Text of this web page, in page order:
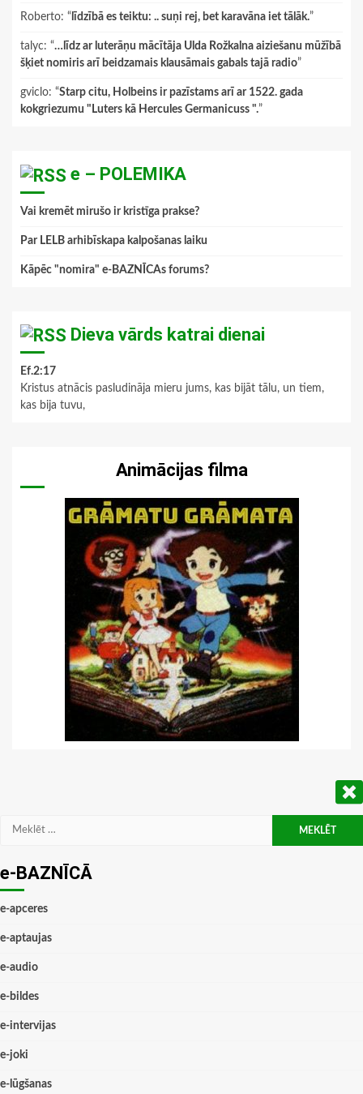
Roberto: “ līdzībā es teiktu: .. suņi rej, bet karavāna iet tālāk.”
talyc: “…līdz ar luterāņu mācītāja Ulda Rožkalna aiziešanu mūžībā
šķiet nomiris arī beidzamais klausāmais gabals tajā radio”
gviclo: “Starp citu, Holbeins ir pazīstams arī ar 1522. gada
kokgriezumu "Luters kā Hercules Germanicuss ".”
e – POLEMIKA
Vai kremēt mirušo ir kristīga prakse?
Par LELB arhibīskapa kalpošanas laiku
Kāpēc "nomira" e-BAZNĪCAs forums?
Dieva vārds katrai dienai
Ef.2:17
Kristus atnācis pasludināja mieru jums, kas bijāt tālu, un tiem,
kas bija tuvu,
Animācijas filma
Meklēt:
e-BAZNĪCĀ
e-apceres
e-aptaujas
e-audio
e-bildes
e-intervijas
e-joki
e-lūgšanas